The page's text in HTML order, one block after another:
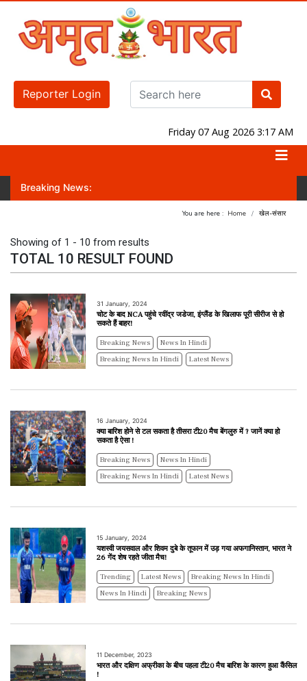
Reporter Login
Friday 07 Aug 2026 3:17 AM
Breaking News:
फोर्ब्स बिलियनेयर लिस्ट:
You are here : Home खेल-संसार
Showing of 1 - 10 from results
TOTAL 10 RESULT FOUND
31 January, 2024
चोट के बाद NCA पहुंचे रवींद्र जडेजा, इंग्लैंड के खिलाफ पूरी सीरीज से हो
सकते हैं बाहर!
Breaking News
News In Hindi
Breaking News In Hindi
Latest News
16 January, 2024
क्या बारिश होने से टल सकता है तीसरा टी20 मैच बेंगलुरु में ? जानें क्या हो
सकता है ऐसा !
Breaking News
News In Hindi
Breaking News In Hindi
Latest News
15 January, 2024
यशस्वी जयसवाल और शिवम दुबे के तूफान में उड़ गया अफगानिस्तान, भारत ने
26 गेंद शेष रहते जीता मैच!
Trending
Latest News
Breaking News In Hindi
News In Hindi
Breaking News
11 December, 2023
भारत और दक्षिण अफ्रीका के बीच पहला टी20 मैच बारिश के कारण हुआ कैंसिल
!